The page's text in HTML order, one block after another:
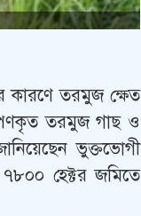
কারণে তরমুজ ক্ষেত
তরমুজ গাছ ও
ভুক্তভোগী
হেক্টর জমিতে